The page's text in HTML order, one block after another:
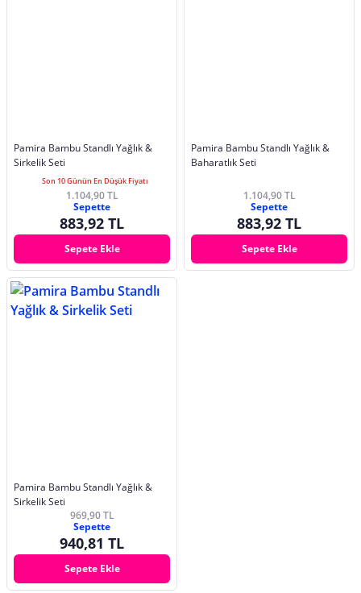
Pamira Bambu Standlı Yağlık &
Sirkelik Seti
Son 10 Günün En Düşük Fiyatı
1.104,90 TL
Sepette
883,92 TL
Sepete Ekle
Pamira Bambu Standlı Yağlık &
Baharatlık Seti
1.104,90 TL
Sepette
883,92 TL
Sepete Ekle
Pamira Bambu Standlı Yağlık &
Sirkelik Seti
969,90 TL
Sepette
940,81 TL
Sepete Ekle